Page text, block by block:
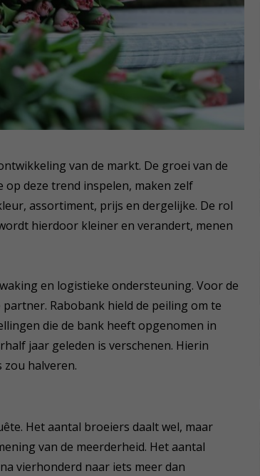
van de markt. De groei van de
deze trend inspelen, maken zelf
assortiment, prijs en dergelijke. De rol
hierdoor kleiner en verandert, menen
en logistieke ondersteuning. Voor de
Rabobank hield de peiling om te
die de bank heeft opgenomen in
jaar geleden is verschenen. Hierin
halveren.
Het aantal broeiers daalt wel, maar
van de meerderheid. Het aantal
vierhonderd naar iets meer dan